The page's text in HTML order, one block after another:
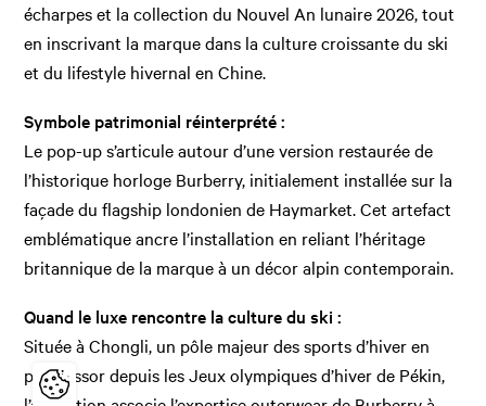
écharpes et la collection du Nouvel An lunaire 2026, tout
en inscrivant la marque dans la culture croissante du ski
et du lifestyle hivernal en Chine.
Symbole patrimonial réinterprété :
Le pop-up s’articule autour d’une version restaurée de
l’historique horloge Burberry, initialement installée sur la
façade du flagship londonien de Haymarket. Cet artefact
emblématique ancre l’installation en reliant l’héritage
britannique de la marque à un décor alpin contemporain.
Quand le luxe rencontre la culture du ski :
Située à Chongli, un pôle majeur des sports d’hiver en
plein essor depuis les Jeux olympiques d’hiver de Pékin,